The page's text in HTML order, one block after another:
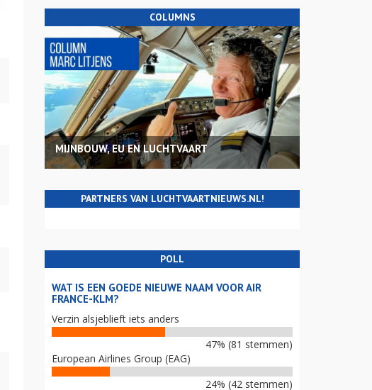
COLUMNS
MIJNBOUW, EU EN LUCHTVAART
PARTNERS VAN LUCHTVAARTNIEUWS.NL!
POLL
WAT IS EEN GOEDE NIEUWE NAAM VOOR AIR
FRANCE-KLM?
Verzin alsjeblieft iets anders
47% (81 stemmen)
European Airlines Group (EAG)
24% (42 stemmen)